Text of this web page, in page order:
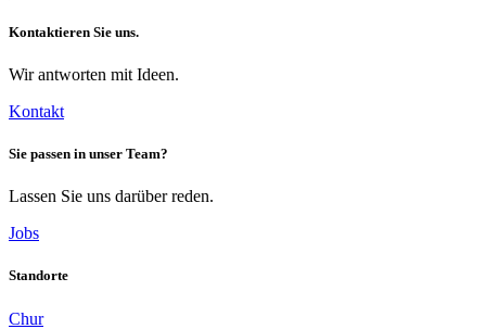
Kontaktieren Sie uns.
Wir antworten mit Ideen.
Kontakt
Sie passen in unser Team?
Lassen Sie uns darüber reden.
Jobs
Standorte
Chur